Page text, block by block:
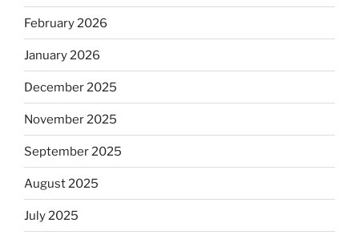
February 2026
January 2026
December 2025
November 2025
September 2025
August 2025
July 2025